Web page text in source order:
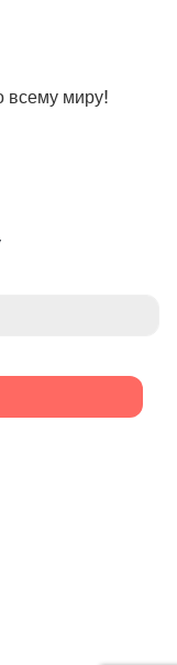
всему миру!